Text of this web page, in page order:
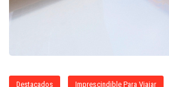
Destacados Imprescindible Para Viajar